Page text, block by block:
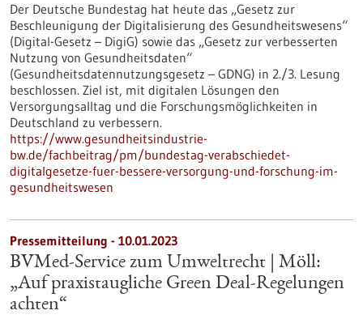
Der Deutsche Bundestag hat heute das „Gesetz zur
Beschleunigung der Digitalisierung des Gesundheitswesens“
(Digital-Gesetz – DigiG) sowie das „Gesetz zur verbesserten
Nutzung von Gesundheitsdaten“
(Gesundheitsdatennutzungsgesetz – GDNG) in 2./3. Lesung
beschlossen. Ziel ist, mit digitalen Lösungen den
Versorgungsalltag und die Forschungsmöglichkeiten in
Deutschland zu verbessern.
https://www.gesundheitsindustrie-
bw.de/fachbeitrag/pm/bundestag-verabschiedet-
digitalgesetze-fuer-bessere-versorgung-und-forschung-im-
gesundheitswesen
Pressemitteilung - 10.01.2023
BVMed-Service zum Umweltrecht | Möll:
„Auf praxistaugliche Green Deal-Regelungen
achten“